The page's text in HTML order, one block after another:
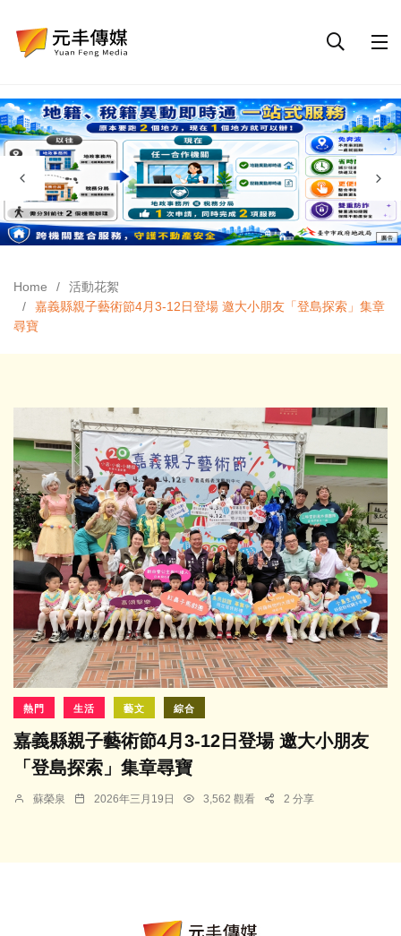
Home
活動花絮
嘉義縣親子藝術節4月3-12日登場 邀大小朋友「登島探索」集章
尋寶
熱門 生活 藝文 綜合
嘉義縣親子藝術節4月3-12日登場 邀大小朋友
「登島探索」集章尋寶
蘇榮泉 2026年三月19日 3,562 觀看 2 分享